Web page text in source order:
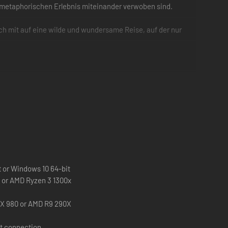
Erlebnis miteinander verwoben sind.
mit auf eine wilde und wundersame Reise, auf der nur
Abenteuer, das ausschließlich auf kooperatives Spielen
die sich ständig verändern und bei denen ihr
Herausforderungen und neuen
des miteinander Auskommens. Hilf Cody und May, zu
Geht mit vereinten Kräften auf ein Abenteuer, das
Windows 10 64-bit
AMD Ryzen 3 1300x
980 or AMD R9 290X